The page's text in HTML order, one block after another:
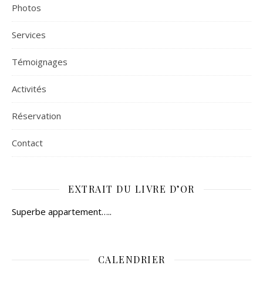
Photos
Services
Témoignages
Activités
Réservation
Contact
EXTRAIT DU LIVRE D’OR
Superbe appartement…..
CALENDRIER